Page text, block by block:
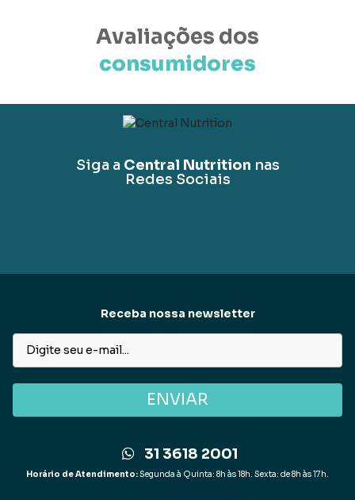
Avaliações dos
consumidores
Siga a Central Nutrition nas
Redes Sociais
Receba nossa newsletter
ENVIAR
31 3618 2001
Horário de Atendimento:Segunda à Quinta: 8h às 18h. Sexta: de 8h às 17h.